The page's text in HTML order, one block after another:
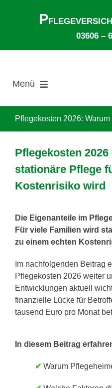
P
03606 –
Menü
Suche
nach:
Ø Pflegekosten im
Pflegezusatzversicherung
Pflegezusatz –
Testsieger
Pflegekosten 2026:
Pflegekosten 2026
stationäre Pflege
Kostenrisiko wird
Die Eigenanteile im
Für viele Familien wird
zu einem echten
Im nachfolgenden Beitrag
Pflegekosten 2026 weiter
Entwicklungen aktuell
finanzielle Lücke für
tausend Euro pro Monat
In diesem Beitrag
✔ Warum